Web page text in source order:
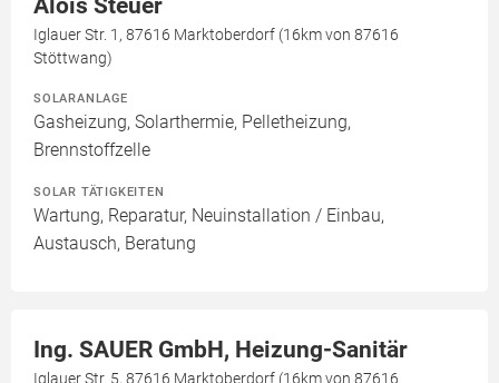
Alois Steuer
Iglauer Str. 1, 87616 Marktoberdorf (16km von 87616
Stöttwang)
SOLARANLAGE
Gasheizung, Solarthermie, Pelletheizung,
Brennstoffzelle
SOLAR TÄTIGKEITEN
Wartung, Reparatur, Neuinstallation / Einbau,
Austausch, Beratung
Ing. SAUER GmbH, Heizung-Sanitär
Iglauer Str. 5, 87616 Marktoberdorf (16km von 87616